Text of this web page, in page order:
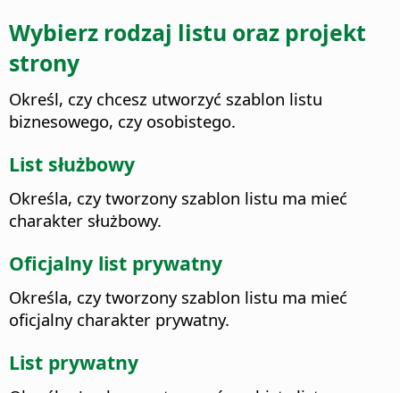
Wybierz rodzaj listu oraz projekt
strony
Określ, czy chcesz utworzyć szablon listu
biznesowego, czy osobistego.
List służbowy
Określa, czy tworzony szablon listu ma mieć
charakter służbowy.
Oficjalny list prywatny
Określa, czy tworzony szablon listu ma mieć
oficjalny charakter prywatny.
List prywatny